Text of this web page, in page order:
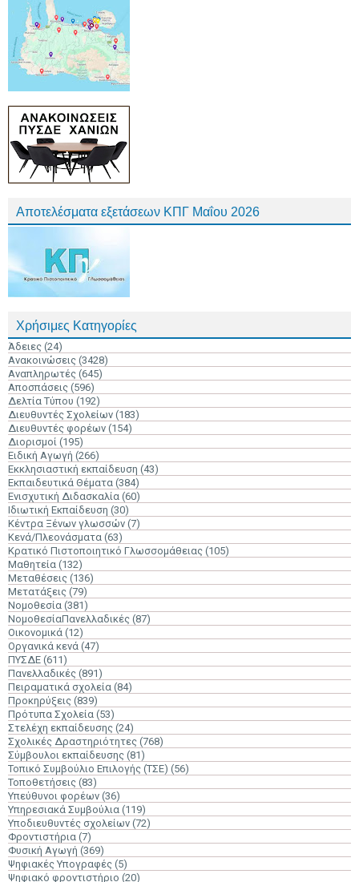
Αποτελέσματα εξετάσεων ΚΠΓ Μαΐου 2026
Χρήσιμες Κατηγορίες
Άδειες (24)
Ανακοινώσεις (3428)
Αναπληρωτές (645)
Αποσπάσεις (596)
Δελτία Τύπου (192)
Διευθυντές Σχολείων (183)
Διευθυντές φορέων (154)
Διορισμοί (195)
Ειδική Αγωγή (266)
Εκκλησιαστική εκπαίδευση (43)
Εκπαιδευτικά Θέματα (384)
Ενισχυτική Διδασκαλία (60)
Ιδιωτική Εκπαίδευση (30)
Κέντρα Ξένων γλωσσών (7)
Κενά/Πλεονάσματα (63)
Κρατικό Πιστοποιητικό Γλωσσομάθειας (105)
Μαθητεία (132)
Μεταθέσεις (136)
Μετατάξεις (79)
Νομοθεσία (381)
ΝομοθεσίαΠανελλαδικές (87)
Οικονομικά (12)
Οργανικά κενά (47)
ΠΥΣΔΕ (611)
Πανελλαδικές (891)
Πειραματικά σχολεία (84)
Προκηρύξεις (839)
Πρότυπα Σχολεία (53)
Στελέχη εκπαίδευσης (24)
Σχολικές Δραστηριότητες (768)
Σύμβουλοι εκπαίδευσης (81)
Τοπικό Συμβούλιο Επιλογής (ΤΣΕ) (56)
Τοποθετήσεις (83)
Υπεύθυνοι φορέων (36)
Υπηρεσιακά Συμβούλια (119)
Υποδιευθυντές σχολείων (72)
Φροντιστήρια (7)
Φυσική Αγωγή (369)
Ψηφιακές Υπογραφές (5)
Ψηφιακό φροντιστήριο (20)